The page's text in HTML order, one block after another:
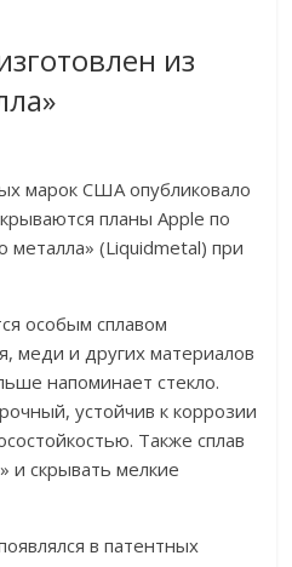
из
марок США опубликовало
планы Apple по
металла» (Liquidmetal) при
особым сплавом
меди и других материалов
напоминает стекло.
устойчив к коррозии
Также сплав
и скрывать мелкие
в патентных